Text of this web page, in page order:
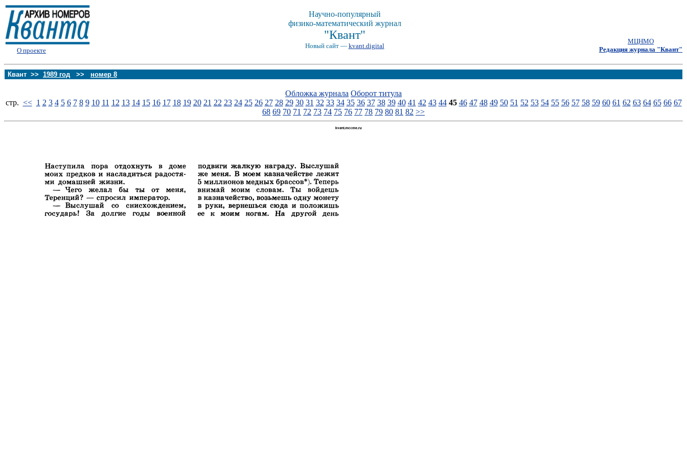
О проекте
Научно-популярный
физико-математический журнал
"Квант"
Новый сайт — kvant.digital
МЦНМО
Редакция журнала "Квант"
Квант >> 1989 год >> номер 8
Обложка журнала Оборот титула
стp. << 1 2 3 4 5 6 7 8 9 10 11 12 13 14 15 16 17 18 19 20 21 22 23 24 25 26 27 28 29 30 31 32 33 34 35 36 37 38 39 40 41 42 43 44 45 46 47 48 49 50 51 52 53 54 55 56 57 58 59 60 61 62 63 64 65 66 67
68 69 70 71 72 73 74 75 76 77 78 79 80 81 82 >>